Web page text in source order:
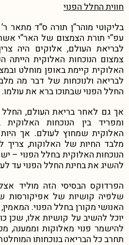
חווית החלל הפנוי
בליקוטי מוהר”ן תורה ס”ד מתאר
עפ”י תורת הצמצום של האר”י
לבריאת העולם, אלוקים היה
צמצום הנוכחות האלוקית הייתה
האלוקית קיימת באופן מוחלט
לבריאה ולנוכחות של דבר מה
החלל הפנוי שבתוכו ברא את עולמו.
אך גם לאחר בריאת העולם, החלל
ומפריד בין הנוכחות האלוקית
האלוקית שמחוץ לעולם. אך
מלבד החיות של האלוקות, צריך
הנוכחות האלוקית בחלל הפנוי –
להשיג את בחינת החלל הפנוי עד
הפרדוקס הבסיסי הזה מוליד
שלפיה קושיות של אפיקורסות
האנושי מקורן בחלל הפנוי.
יוכל להשיב על קושיות אלו, שכן
להישמר פנוי מאלוקות וממענה,
תחרב כל הבריאה בנוכחותו